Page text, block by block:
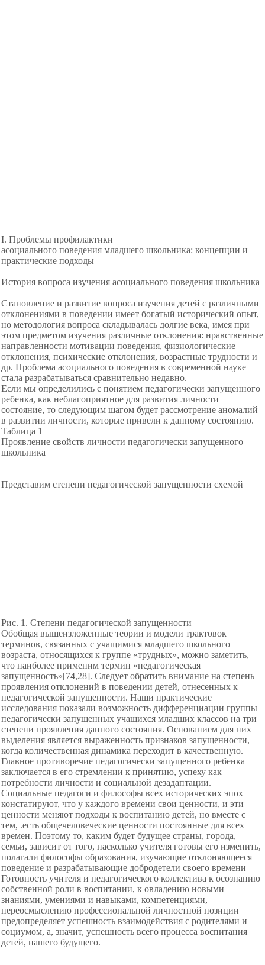
I. Проблемы профилактики
асоциального поведения младшего школьника: концепции и
практические подходы
История вопроса изучения асоциального поведения школьника
Становление и развитие вопроса изучения детей с различными
отклонениями в поведении имеет богатый исторический опыт,
но методология вопроса складывалась долгие века, имея при
этом предметом изучения различные отклонения: нравственные
направленности мотивации поведения, физиологические
отклонения, психические отклонения, возрастные трудности и
др. Проблема асоциального поведения в современной науке
стала разрабатываться сравнительно недавно.
Если мы определились с понятием педагогически запущенного
ребенка, как неблагоприятное для развития личности
состояние, то следующим шагом будет рассмотрение аномалий
в развитии личности, которые привели к данному состоянию.
Таблица 1
Проявление свойств личности педагогически запущенного
школьника
Представим степени педагогической запущенности схемой
Рис. 1. Степени педагогической запущенности
Обобщая вышеизложенные теории и модели трактовок
терминов, связанных с учащимися младшего школьного
возраста, относящихся к группе «трудных», можно заметить,
что наиболее применим термин «педагогическая
запущенность»[74,28]. Следует обратить внимание на степень
проявления отклонений в поведении детей, отнесенных к
педагогической запущенности. Наши практические
исследования показали возможность дифференциации группы
педагогически запущенных учащихся младших классов на три
степени проявления данного состояния. Основанием для них
выделения является выраженность признаков запущенности,
когда количественная динамика переходит в качественную.
Главное противоречие педагогически запущенного ребенка
заключается в его стремлении к принятию, успеху как
потребности личности и социальной дезадаптации.
Социальные педагоги и философы всех исторических эпох
констатируют, что у каждого времени свои ценности, и эти
ценности меняют подходы к воспитанию детей, но вместе с
тем, .есть общечеловеческие ценности постоянные для всех
времен. Поэтому то, каким будет будущее страны, города,
семьи, зависит от того, насколько учителя готовы его изменить,
полагали философы образования, изучающие отклоняющееся
поведение и разрабатывающие добродетели своего времени
Готовность учителя и педагогического коллектива к осознанию
собственной роли в воспитании, к овладению новыми
знаниями, умениями и навыками, компетенциями,
переосмыслению профессиональной личностной позиции
предопределяет успешность взаимодействия с родителями и
социумом, а, значит, успешность всего процесса воспитания
детей, нашего будущего.